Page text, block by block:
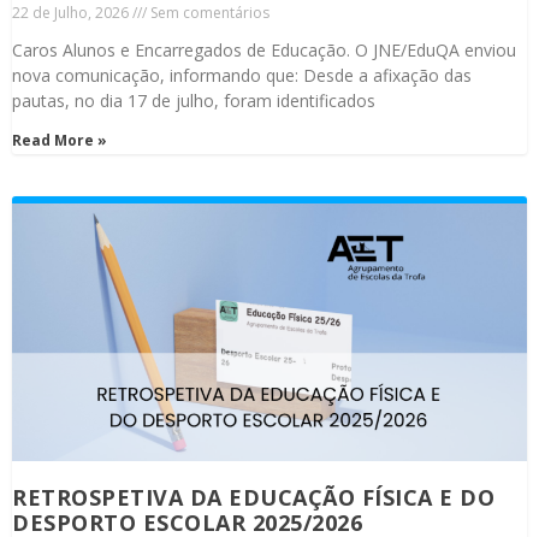
22 de Julho, 2026 Sem comentários
Caros Alunos e Encarregados de Educação. O JNE/EduQA enviou
nova comunicação, informando que: Desde a afixação das
pautas, no dia 17 de julho, foram identificados
Read More »
RETROSPETIVA DA EDUCAÇÃO FÍSICA E DO
DESPORTO ESCOLAR 2025/2026